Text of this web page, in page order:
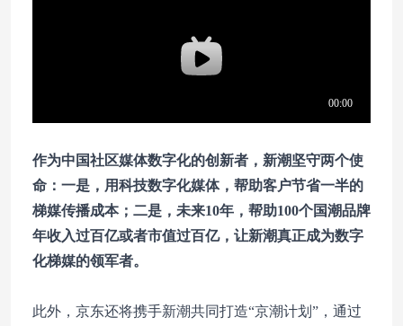
作为中国社区媒体数字化的创新者，新潮坚守两个使
命：一是，用科技数字化媒体，帮助客户节省一半的
梯媒传播成本；二是，未来10年，帮助100个国潮品牌
年收入过百亿或者市值过百亿，让新潮真正成为数字
化梯媒的领军者。
此外，京东还将携手新潮共同打造“京潮计划”，通过